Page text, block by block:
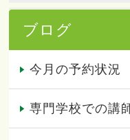
ブログ
今月の予約状況
専門学校での講